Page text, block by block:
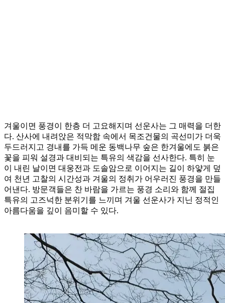
겨울이면 풍경이 한층 더 고요해지며 선운사는 그 매력을 더한
다. 산사에 내려앉은 적막함 속에서 목조건물의 곡선미가 더욱
두드러지고 경내를 가득 메운 동백나무 숲은 한겨울에도 붉은
꽃을 피워 설경과 대비되는 특유의 색감을 선사한다. 특히 눈
이 내린 날이면 대웅전과 도솔암으로 이어지는 길이 하얗게 덮
여 천년 고찰의 시간성과 겨울의 정취가 어우러진 풍경을 만들
어낸다. 방문객들은 찬 바람을 가르는 풍경 소리와 함께 절집
특유의 고즈넉한 분위기를 느끼며 겨울 선운사가 지닌 정적인
아름다움을 깊이 음미할 수 있다.